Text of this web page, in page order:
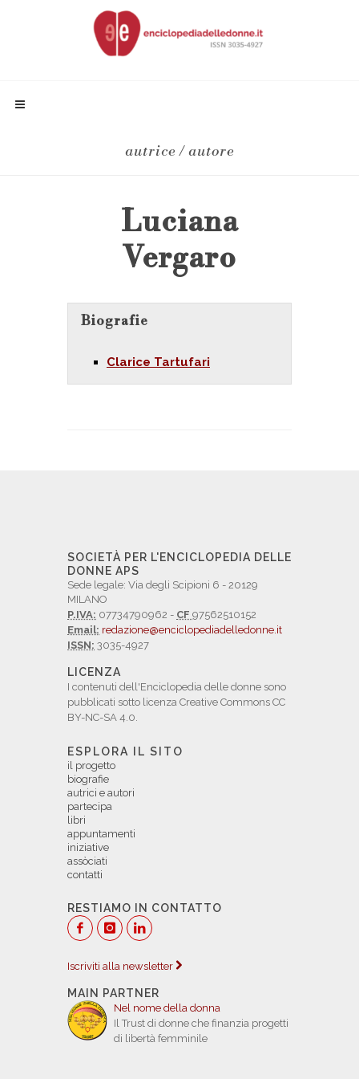
autrice / autore
Luciana
Vergaro
Biografie
Clarice Tartufari
SOCIETÀ PER L'ENCICLOPEDIA DELLE
DONNE APS
Sede legale: Via degli Scipioni 6 - 20129
MILANO
P.IVA: 07734790962 - CF 97562510152
Email: redazione@enciclopediadelledonne.it
ISSN: 3035-4927
LICENZA
I contenuti dell'Enciclopedia delle donne sono
pubblicati sotto licenza Creative Commons CC
BY-NC-SA 4.0.
ESPLORA IL SITO
il progetto
biografie
autrici e autori
partecipa
libri
appuntamenti
iniziative
assòciati
contatti
RESTIAMO IN CONTATTO
Iscriviti alla newsletter
MAIN PARTNER
Nel nome della donna
Il Trust di donne che finanzia progetti
di libertà femminile